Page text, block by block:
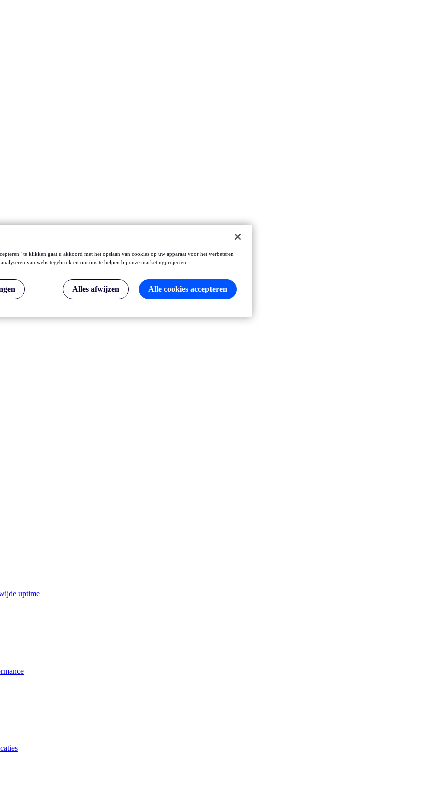
uptime
te klikken gaat u akkoord met het opslaan van cookies op uw apparaat voor het verbeteren
van websitegebruik en om ons te helpen bij onze marketingprojecten.
Alles afwijzen Alle cookies accepteren